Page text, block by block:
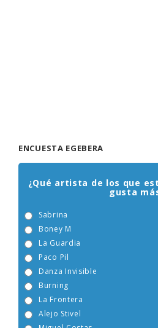
ENCUESTA EGEBERA
¿Qué artista de los que
gusta
Boney M
Burning
Alejo Stivel